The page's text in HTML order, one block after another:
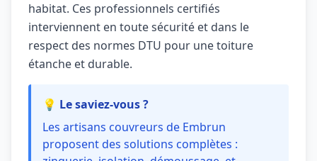
habitat. Ces professionnels certifiés
interviennent en toute sécurité et dans le
respect des normes DTU pour une toiture
étanche et durable.
💡 Le saviez-vous ?
Les artisans couvreurs de Embrun
proposent des solutions complètes :